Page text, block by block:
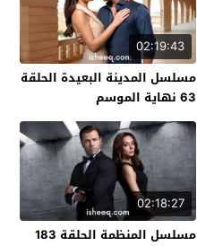
02:19:43
مسلسل المدينة البعيدة الحلقة
63 نهاية الموسم
02:18:27
مسلسل المنظمة الحلقة 183